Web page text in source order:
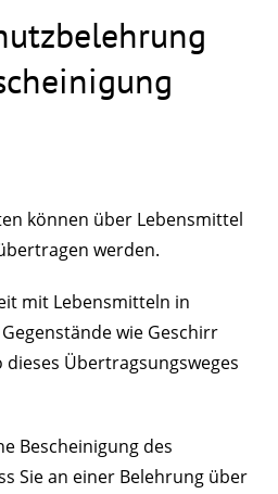
können über Lebensmittel
werden.
mit Lebensmitteln in
wie Geschirr
dieses Übertragsungsweges
Bescheinigung des
Sie an einer Belehrung über